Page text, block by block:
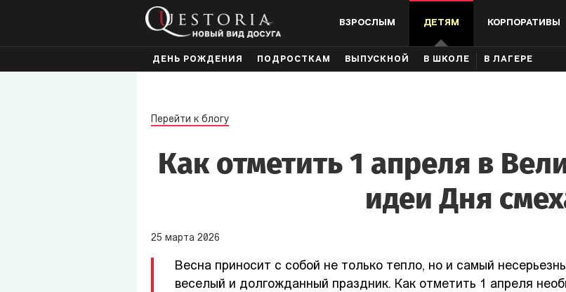
ВЗРОСЛЫМ ДЕТЯМ КОРПОРАТИВЫ
ДЕНЬ РОЖДЕНИЯ ПОДРОСТКАМ ВЫПУСКНОЙ В ШКОЛЕ В ЛАГЕРЕ
Перейти к блогу
Как отметить 1 апреля в
идеи Дня
25 марта 2026
Весна приносит с собой не только тепло, но и самый
веселый и долгожданный праздник. Как отметить 1 апреля